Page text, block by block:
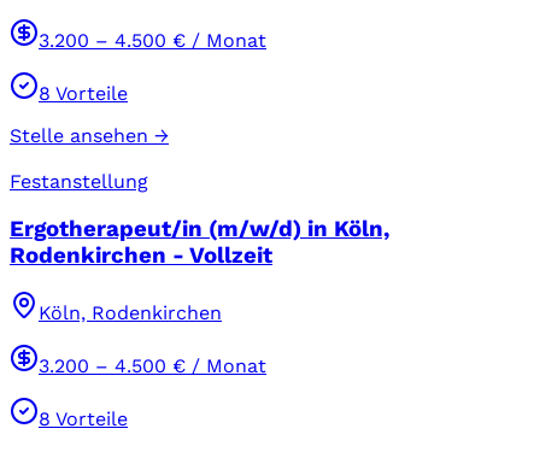
3.200 – 4.500 € / Monat
8 Vorteile
Stelle ansehen →
Festanstellung
Ergotherapeut/in (m/w/d) in Köln,
Rodenkirchen - Vollzeit
Köln, Rodenkirchen
3.200 – 4.500 € / Monat
8 Vorteile